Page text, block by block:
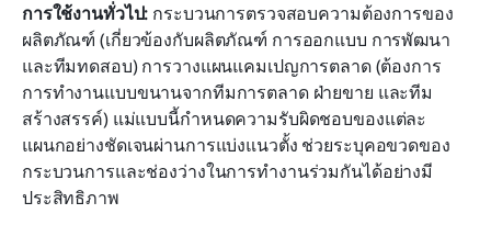
การใช้งานทั่วไป: กระบวนการตรวจสอบความต้องการของ
ผลิตภัณฑ์ (เกี่ยวข้องกับผลิตภัณฑ์ การออกแบบ การพัฒนา
และทีมทดสอบ) การวางแผนแคมเปญการตลาด (ต้องการ
การทำงานแบบขนานจากทีมการตลาด ฝ่ายขาย และทีม
สร้างสรรค์) แม่แบบนี้กำหนดความรับผิดชอบของแต่ละ
แผนกอย่างชัดเจนผ่านการแบ่งแนวตั้ง ช่วยระบุคอขวดของ
กระบวนการและช่องว่างในการทำงานร่วมกันได้อย่างมี
ประสิทธิภาพ